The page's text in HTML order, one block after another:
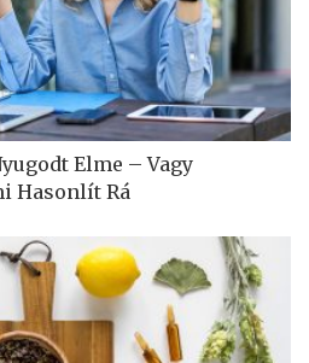
Elme – Vagy
Hasonlít Rá